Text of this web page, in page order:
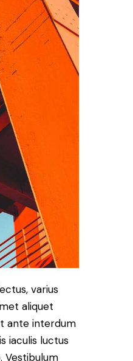
varius
aliquet
ante interdum
iaculis luctus
Vestibulum